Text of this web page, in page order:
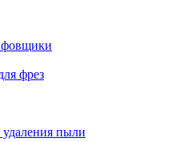
фрез
пыли